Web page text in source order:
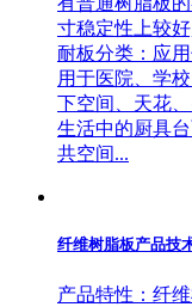
寸稳定性上较
耐板分类：应
用于医院、学
下空间、天花
生活中的厨具
共空间...
纤维树脂板产品技
产品特性：纤